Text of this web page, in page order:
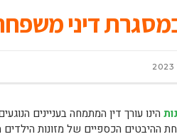
דיני
הינו עורך דין המתמחה בעניינים
ההיבטים הכספיים של מזונות